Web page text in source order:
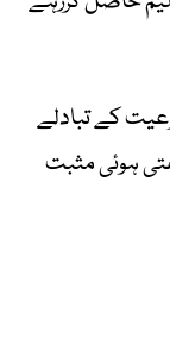
کے تبادلے
ہوئی مثبت